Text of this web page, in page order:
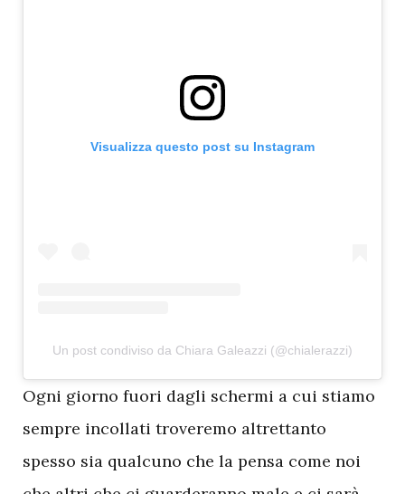
Visualizza questo post su Instagram
Un post condiviso da Chiara Galeazzi (@chialerazzi)
Ogni giorno fuori dagli schermi a cui stiamo
sempre incollati troveremo altrettanto
spesso sia qualcuno che la pensa come noi